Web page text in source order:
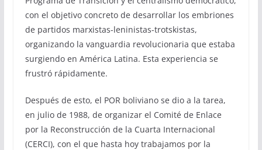
con el objetivo concreto de desarrollar los embriones
de partidos marxistas-leninistas-trotskistas,
organizando la vanguardia revolucionaria que estaba
surgiendo en América Latina. Esta experiencia se
frustró rápidamente.
Después de esto, el POR boliviano se dio a la tarea,
en julio de 1988, de organizar el Comité de Enlace
por la Reconstrucción de la Cuarta Internacional
(CERCI), con el que hasta hoy trabajamos por la